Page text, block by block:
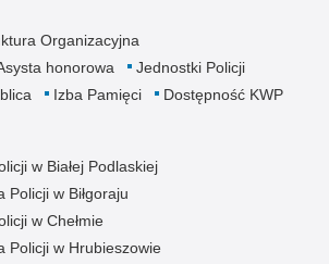
Organizacyjna
honorowa
Jednostki Policji
Izba Pamięci Dostępność KWP
w Białej Podlaskiej
Policji w Biłgoraju
w Chełmie
Policji w Hrubieszowie